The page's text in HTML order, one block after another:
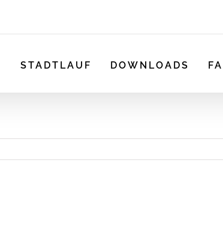
STADTLAUF DOWNLOADS